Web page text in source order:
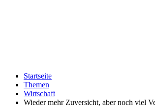
Startseite
Themen
Wirtschaft
Wieder mehr Zuversicht, aber noch viel